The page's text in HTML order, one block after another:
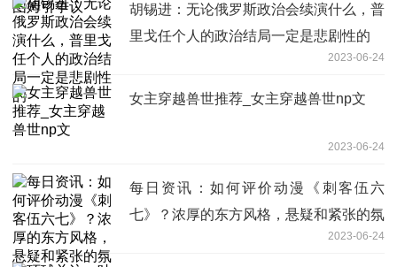
胡锡进：无论俄罗斯政治会续演什么，普
里戈任个人的政治结局一定是悲剧性的
2023-06-24
女主穿越兽世推荐_女主穿越兽世np文
2023-06-24
每日资讯：如何评价动漫《刺客伍六
七》？浓厚的东方风格，悬疑和紧张的氛
2023-06-24